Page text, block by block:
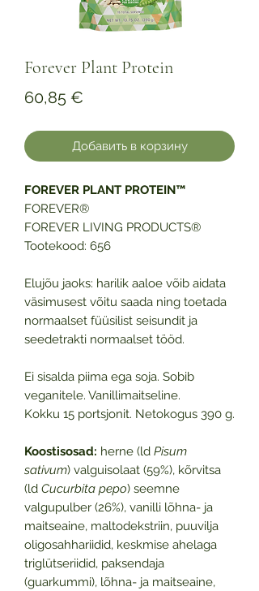
Forever Plant Protein
60,85 €
Добавить в корзину
FOREVER PLANT PROTEIN™
FOREVER®
FOREVER LIVING PRODUCTS®
Tootekood: 656
Elujõu jaoks: harilik aaloe võib aidata
väsimusest võitu saada ning toetada
normaalset füüsilist seisundit ja
seedetrakti normaalset tööd.
Ei sisalda piima ega soja. Sobib
veganitele. Vanillimaitseline.
Kokku 15 portsjonit. Netokogus 390 g.
Koostisosad: herne (ld Pisum
sativum) valguisolaat (59%), kõrvitsa
(ld Cucurbita pepo) seemne
valgupulber (26%), vanilli lõhna- ja
maitseaine, maltodekstriin, puuvilja
oligosahhariidid, keskmise ahelaga
triglütseriidid, paksendaja
(guarkummi), lõhna- ja maitseaine,